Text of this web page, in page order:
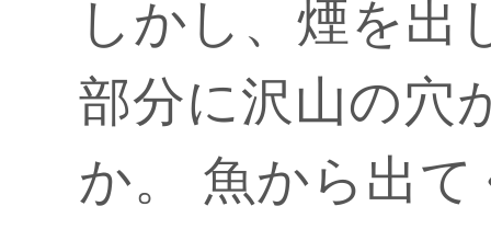
しかし、煙を出
部分に沢山の穴
か。 魚から出